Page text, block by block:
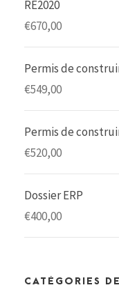
RE2020
€670,00
Permis de
€549,00
Permis de
€520,00
Dossier ERP
€400,00
CATÉGORIES